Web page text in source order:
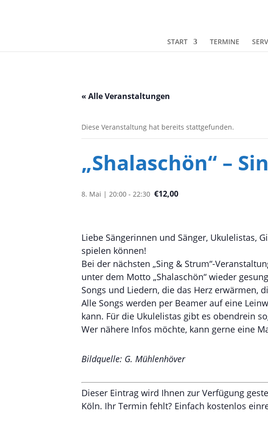
START TERMINE
« Alle Veranstaltungen
Diese Veranstaltung hat bereits stattgefunden.
„Shalaschön“ –
8. Mai | 20:00 - 22:30 €12,00
Liebe Sängerinnen und Sänger, Ukulelistas,
spielen können!
Bei der nächsten „Sing & Strum“-
unter dem Motto „Shalaschön“ wieder
Songs und Liedern, die das Herz erwärmen,
Alle Songs werden per Beamer auf eine
kann. Für die Ukulelistas gibt es obendrein
Wer nähere Infos möchte, kann gerne eine
Bildquelle: G. Mühlenhöver
Dieser Eintrag wird Ihnen zur Verfügung
Köln. Ihr Termin fehlt? Einfach kostenlos